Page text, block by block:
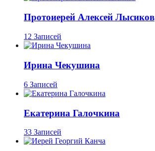
Протоиерей Алексей Лысиков
12 Записей
Ирина Чекушина
6 Записей
Екатерина Галочкина
33 Записей